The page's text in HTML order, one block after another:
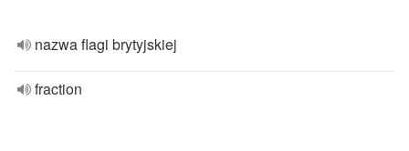
nazwa flagi brytyjskiej
fraction